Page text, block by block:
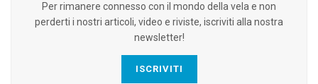
Per rimanere connesso con il mondo della vela e non
perderti i nostri articoli, video e riviste, iscriviti alla nostra
newsletter!
ISCRIVITI